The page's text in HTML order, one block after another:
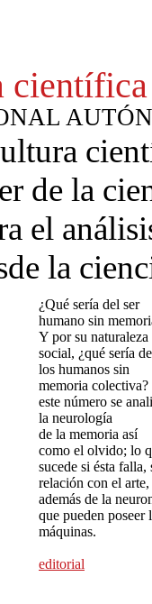
científica
de la
el
la
¿Qué sería del ser
humano sin
Y por su naturaleza
social, ¿qué sería de
los humanos sin
memoria colectiva?
este número se
la neurología
de la memoria así
como el olvido; lo
sucede si ésta falla,
relación con el arte,
además de la
que pueden poseer
máquinas.
editorial